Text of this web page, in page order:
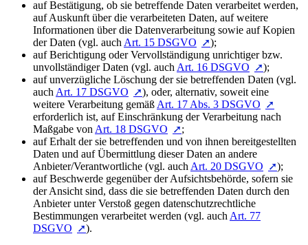
auf Bestätigung, ob sie betreffende Daten verarbeitet werden,
auf Auskunft über die verarbeiteten Daten, auf weitere
Informationen über die Datenverarbeitung sowie auf Kopien
der Daten (vgl. auch Art. 15 DSGVO
);
auf Berichtigung oder Vervollständigung unrichtiger bzw.
unvollständiger Daten (vgl. auch Art. 16 DSGVO
);
auf unverzügliche Löschung der sie betreffenden Daten (vgl.
auch Art. 17 DSGVO
), oder, alternativ, soweit eine
weitere Verarbeitung gemäß Art. 17 Abs. 3 DSGVO
erforderlich ist, auf Einschränkung der Verarbeitung nach
Maßgabe von Art. 18 DSGVO
;
auf Erhalt der sie betreffenden und von ihnen bereitgestellten
Daten und auf Übermittlung dieser Daten an andere
Anbieter/Verantwortliche (vgl. auch Art. 20 DSGVO
);
auf Beschwerde gegenüber der Aufsichtsbehörde, sofern sie
der Ansicht sind, dass die sie betreffenden Daten durch den
Anbieter unter Verstoß gegen datenschutzrechtliche
Bestimmungen verarbeitet werden (vgl. auch Art. 77
DSGVO
).